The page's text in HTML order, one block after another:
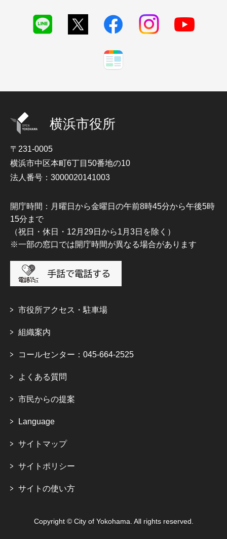
横浜市役所
〒231-0005
横浜市中区本町6丁目50番地の10
法人番号：3000020141003
開庁時間：月曜日から金曜日の午前8時45分から午後5時
15分まで
（祝日・休日・12月29日から1月3日を除く）
※一部の窓口では開庁時間が異なる場合があります
市役所アクセス・駐車場
組織案内
コールセンター：045-664-2525
よくある質問
市民からの提案
Language
サイトマップ
サイトポリシー
サイトの使い方
Copyright © City of Yokohama. All rights reserved.